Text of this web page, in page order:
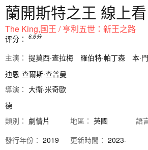
蘭開斯特之王 線上看
The King,国王 / 亨利五世：新王之路
评分： 6.6分
主演： 提莫西·查拉梅 羅伯特·帕丁森 本·
迪恩-查爾斯·查普曼
導演： 大衛·米奇歐
德
類別： 劇情片 地區： 英國 語
發行年份： 2019 更新時間： 2023-